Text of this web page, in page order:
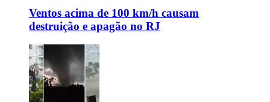
Ventos acima de 100 km/h causam
destruição e apagão no RJ